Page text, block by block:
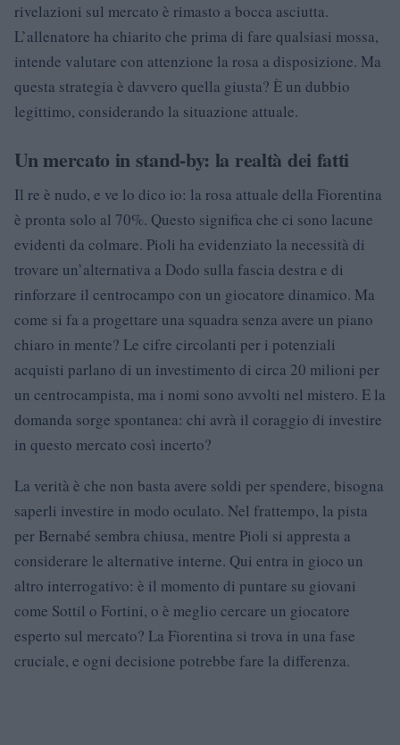
rivelazioni sul mercato è rimasto a bocca asciutta.
L’allenatore ha chiarito che prima di fare qualsiasi mossa,
intende valutare con attenzione la rosa a disposizione. Ma
questa strategia è davvero quella giusta? È un dubbio
legittimo, considerando la situazione attuale.
Un mercato in stand-by: la realtà dei fatti
Il re è nudo, e ve lo dico io: la rosa attuale della Fiorentina
è pronta solo al 70%. Questo significa che ci sono lacune
evidenti da colmare. Pioli ha evidenziato la necessità di
trovare un’alternativa a Dodo sulla fascia destra e di
rinforzare il centrocampo con un giocatore dinamico. Ma
come si fa a progettare una squadra senza avere un piano
chiaro in mente? Le cifre circolanti per i potenziali
acquisti parlano di un investimento di circa 20 milioni per
un centrocampista, ma i nomi sono avvolti nel mistero. E la
domanda sorge spontanea: chi avrà il coraggio di investire
in questo mercato così incerto?
La verità è che non basta avere soldi per spendere, bisogna
saperli investire in modo oculato. Nel frattempo, la pista
per Bernabé sembra chiusa, mentre Pioli si appresta a
considerare le alternative interne. Qui entra in gioco un
altro interrogativo: è il momento di puntare su giovani
come Sottil o Fortini, o è meglio cercare un giocatore
esperto sul mercato? La Fiorentina si trova in una fase
cruciale, e ogni decisione potrebbe fare la differenza.